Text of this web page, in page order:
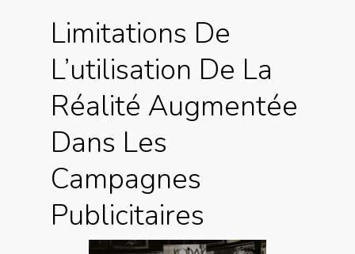
Limitations De
L’utilisation De La
Réalité Augmentée
Dans Les
Campagnes
Publicitaires